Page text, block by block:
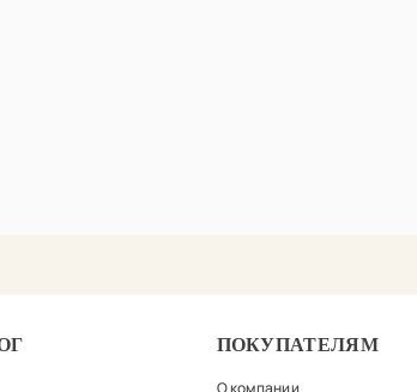
ПОКУПАТЕЛЯМ
О компании